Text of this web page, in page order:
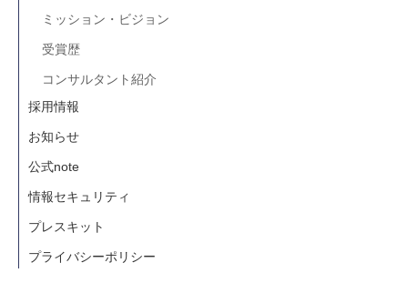
ミッション・ビジョン
受賞歴
コンサルタント紹介
採用情報
お知らせ
公式note
情報セキュリティ
プレスキット
プライバシーポリシー